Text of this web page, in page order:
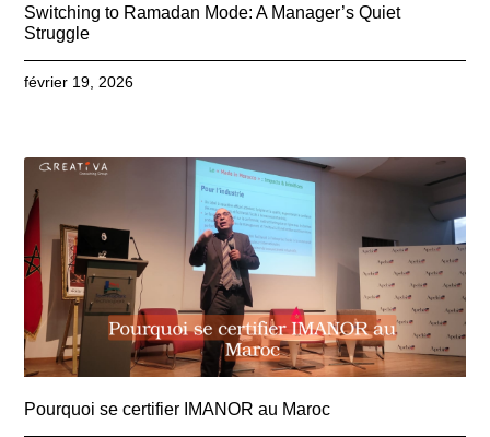
Switching to Ramadan Mode: A Manager’s Quiet
Struggle
février 19, 2026
Pourquoi se certifier IMANOR au Maroc